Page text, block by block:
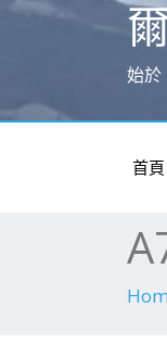
始於
首頁